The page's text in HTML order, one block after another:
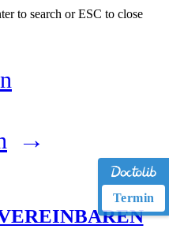
to search or ESC to close
Termin